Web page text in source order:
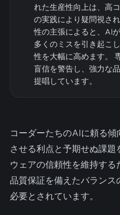
れた生産性向上は、高コ
の実践により疑問視さ
性の主張によると、AI
多くのミスを引き起こ
性を大幅に高めます。
盲信を警告し、強力な
提唱しています。
コーダーたちのAIに頼る
させる利点と予期せぬ課題
ウェアの信頼性を維持する
品質保証を備えたバラン
必要とされています。